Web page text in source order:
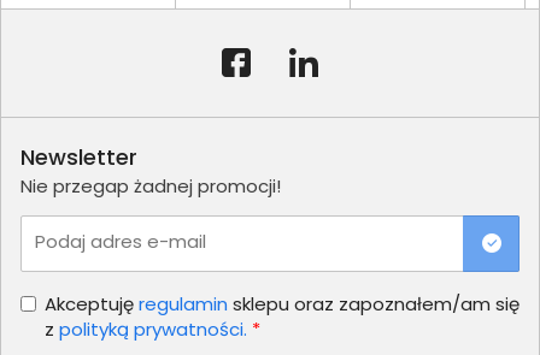
Newsletter
Nie przegap żadnej promocji!
Podaj adres e-mail
Akceptujęregulamin sklepu oraz zapoznałem/am się
z polityką prywatności. *